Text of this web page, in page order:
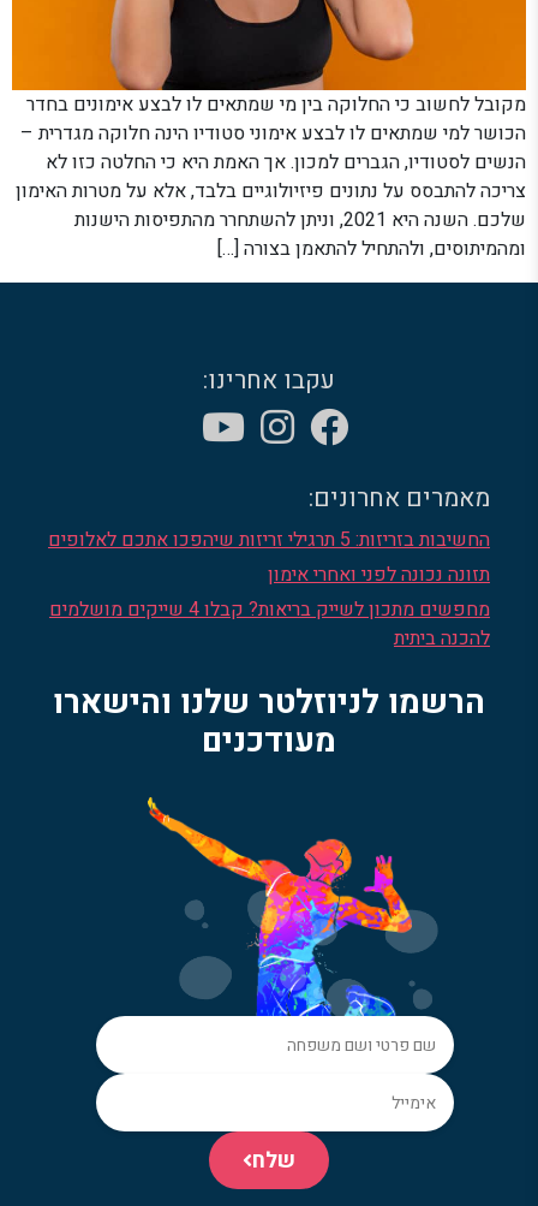
מקובל לחשוב כי החלוקה בין מי שמתאים לו לבצע אימונים בחדר
הכושר למי שמתאים לו לבצע אימוני סטודיו הינה חלוקה מגדרית –
הנשים לסטודיו, הגברים למכון. אך האמת היא כי החלטה כזו לא
צריכה להתבסס על נתונים פיזיולוגיים בלבד, אלא על מטרות האימון
שלכם. השנה היא 2021, וניתן להשתחרר מהתפיסות הישנות
ומהמיתוסים, ולהתחיל להתאמן בצורה […]
עקבו אחרינו:
מאמרים אחרונים:
החשיבות בזריזות: 5 תרגילי זריזות שיהפכו אתכם לאלופים
תזונה נכונה לפני ואחרי אימון
מחפשים מתכון לשייק בריאות? קבלו 4 שייקים מושלמים
להכנה ביתית
הרשמו לניוזלטר שלנו והישארו
מעודכנים
שלח